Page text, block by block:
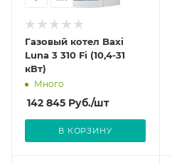
Газовый котел Baxi
Luna 3 310 Fi (10,4-31
кВт)
Много
142 845 Руб./шт
В КОРЗИНУ